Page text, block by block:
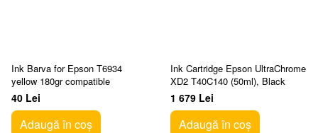
Ink Barva for Epson T6934
yellow 180gr compatible
40 Lei
Adaugă în coș
Ink Cartridge Epson UltraChrome
XD2 T40C140 (50ml), Black
1 679 Lei
Adaugă în coș